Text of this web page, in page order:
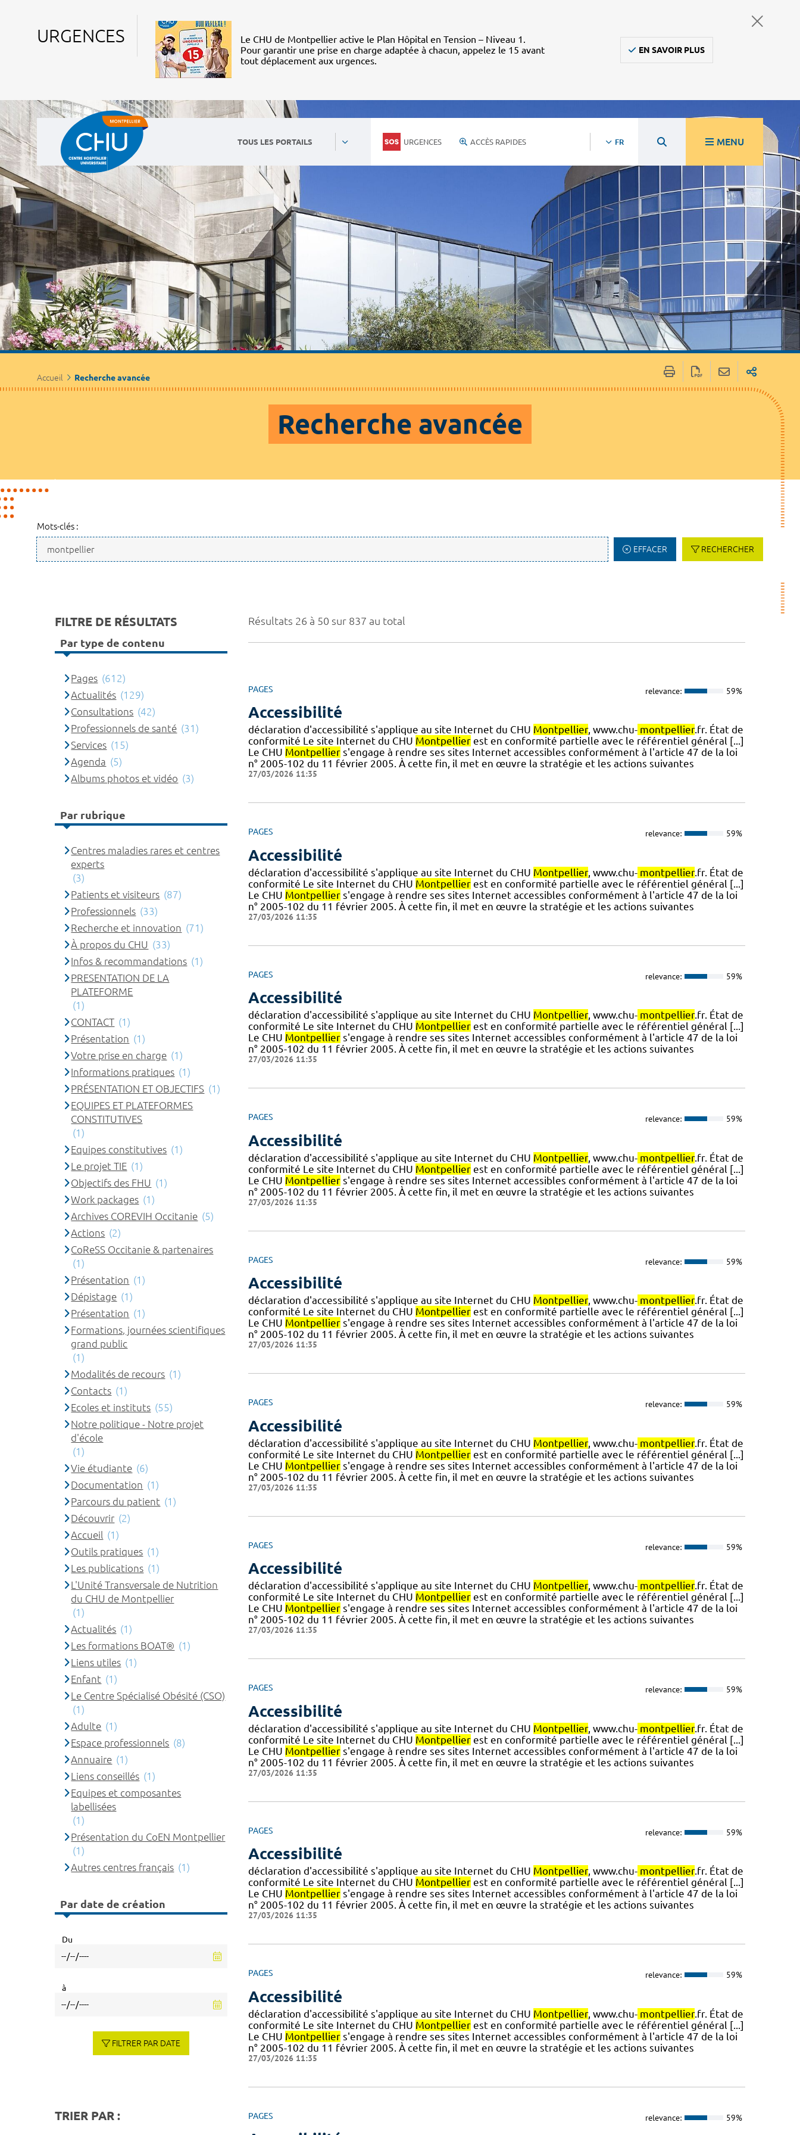
URGENCES
Le CHU de Montpellier active le Plan Hôpital en Tension – Niveau 1.
Pour garantir une prise en charge adaptée à chacun, appelez le 15 avant
tout déplacement aux urgences.
EN SAVOIR PLUS
TOUS LES PORTAILS URGENCES ACCÈS RAPIDES FR MENU
Accueil Recherche avancée
Recherche avancée
Mots-clés :
EFFACER RECHERCHER
Résultats 26 à 50 sur 837 au total
PAGES relevance: 59%
Accessibilité
déclaration d'accessibilité s'applique au site Internet du CHU Montpellier, www.chu- montpellier.fr. État de
conformité Le site Internet du CHU Montpellierest en conformité partielle avec le référentiel général [...]
Le CHU Montpelliers'engage à rendre ses sites Internet accessibles conformément à l'article 47 de la loi
n° 2005-102 du 11 février 2005. À cette fin, il met en œuvre la stratégie et les actions suivantes
27/03/2026 11:35
PAGES relevance: 59%
Accessibilité
déclaration d'accessibilité s'applique au site Internet du CHU Montpellier, www.chu- montpellier.fr. État de
conformité Le site Internet du CHU Montpellierest en conformité partielle avec le référentiel général [...]
Le CHU Montpelliers'engage à rendre ses sites Internet accessibles conformément à l'article 47 de la loi
n° 2005-102 du 11 février 2005. À cette fin, il met en œuvre la stratégie et les actions suivantes
27/03/2026 11:35
PAGES relevance: 59%
Accessibilité
déclaration d'accessibilité s'applique au site Internet du CHU Montpellier, www.chu- montpellier.fr. État de
conformité Le site Internet du CHU Montpellierest en conformité partielle avec le référentiel général [...]
Le CHU Montpelliers'engage à rendre ses sites Internet accessibles conformément à l'article 47 de la loi
n° 2005-102 du 11 février 2005. À cette fin, il met en œuvre la stratégie et les actions suivantes
27/03/2026 11:35
PAGES relevance: 59%
Accessibilité
déclaration d'accessibilité s'applique au site Internet du CHU Montpellier, www.chu- montpellier.fr. État de
conformité Le site Internet du CHU Montpellierest en conformité partielle avec le référentiel général [...]
Le CHU Montpelliers'engage à rendre ses sites Internet accessibles conformément à l'article 47 de la loi
n° 2005-102 du 11 février 2005. À cette fin, il met en œuvre la stratégie et les actions suivantes
27/03/2026 11:35
PAGES relevance: 59%
Accessibilité
déclaration d'accessibilité s'applique au site Internet du CHU Montpellier, www.chu- montpellier.fr. État de
conformité Le site Internet du CHU Montpellierest en conformité partielle avec le référentiel général [...]
Le CHU Montpelliers'engage à rendre ses sites Internet accessibles conformément à l'article 47 de la loi
n° 2005-102 du 11 février 2005. À cette fin, il met en œuvre la stratégie et les actions suivantes
27/03/2026 11:35
PAGES relevance: 59%
Accessibilité
déclaration d'accessibilité s'applique au site Internet du CHU Montpellier, www.chu- montpellier.fr. État de
conformité Le site Internet du CHU Montpellierest en conformité partielle avec le référentiel général [...]
Le CHU Montpelliers'engage à rendre ses sites Internet accessibles conformément à l'article 47 de la loi
n° 2005-102 du 11 février 2005. À cette fin, il met en œuvre la stratégie et les actions suivantes
27/03/2026 11:35
PAGES relevance: 59%
Accessibilité
déclaration d'accessibilité s'applique au site Internet du CHU Montpellier, www.chu- montpellier.fr. État de
conformité Le site Internet du CHU Montpellierest en conformité partielle avec le référentiel général [...]
Le CHU Montpelliers'engage à rendre ses sites Internet accessibles conformément à l'article 47 de la loi
n° 2005-102 du 11 février 2005. À cette fin, il met en œuvre la stratégie et les actions suivantes
27/03/2026 11:35
PAGES relevance: 59%
Accessibilité
déclaration d'accessibilité s'applique au site Internet du CHU Montpellier, www.chu- montpellier.fr. État de
conformité Le site Internet du CHU Montpellierest en conformité partielle avec le référentiel général [...]
Le CHU Montpelliers'engage à rendre ses sites Internet accessibles conformément à l'article 47 de la loi
n° 2005-102 du 11 février 2005. À cette fin, il met en œuvre la stratégie et les actions suivantes
27/03/2026 11:35
PAGES relevance: 59%
Accessibilité
déclaration d'accessibilité s'applique au site Internet du CHU Montpellier, www.chu- montpellier.fr. État de
conformité Le site Internet du CHU Montpellierest en conformité partielle avec le référentiel général [...]
Le CHU Montpelliers'engage à rendre ses sites Internet accessibles conformément à l'article 47 de la loi
n° 2005-102 du 11 février 2005. À cette fin, il met en œuvre la stratégie et les actions suivantes
27/03/2026 11:35
PAGES relevance: 59%
Accessibilité
déclaration d'accessibilité s'applique au site Internet du CHU Montpellier, www.chu- montpellier.fr. État de
conformité Le site Internet du CHU Montpellierest en conformité partielle avec le référentiel général [...]
Le CHU Montpelliers'engage à rendre ses sites Internet accessibles conformément à l'article 47 de la loi
n° 2005-102 du 11 février 2005. À cette fin, il met en œuvre la stratégie et les actions suivantes
27/03/2026 11:35
PAGES relevance: 59%
FILTRE DE RÉSULTATS
Par type de contenu
Pages (612)
Actualités (129)
Consultations (42)
Professionnels de santé (31)
Services (15)
Agenda (5)
Albums photos et vidéo (3)
Par rubrique
Centres maladies rares et centres
experts
(3)
Patients et visiteurs (87)
Professionnels (33)
Recherche et innovation (71)
À propos du CHU (33)
Infos & recommandations (1)
PRESENTATION DE LA
PLATEFORME
(1)
CONTACT (1)
Présentation (1)
Votre prise en charge (1)
Informations pratiques (1)
PRÉSENTATION ET OBJECTIFS (1)
EQUIPES ET PLATEFORMES
CONSTITUTIVES
(1)
Equipes constitutives (1)
Le projet TIE (1)
Objectifs des FHU (1)
Work packages (1)
Archives COREVIH Occitanie (5)
Actions (2)
CoReSS Occitanie & partenaires
(1)
Présentation (1)
Dépistage (1)
Présentation (1)
Formations, journées scientifiques
grand public
(1)
Modalités de recours (1)
Contacts (1)
Ecoles et instituts (55)
Notre politique - Notre projet
d'école
(1)
Vie étudiante (6)
Documentation (1)
Parcours du patient (1)
Découvrir (2)
Accueil (1)
Outils pratiques (1)
Les publications (1)
L'Unité Transversale de Nutrition
du CHU de Montpellier
(1)
Actualités (1)
Les formations BOAT® (1)
Liens utiles (1)
Enfant (1)
Le Centre Spécialisé Obésité (CSO)
(1)
Adulte (1)
Espace professionnels (8)
Annuaire (1)
Liens conseillés (1)
Equipes et composantes
labellisées
(1)
Présentation du CoEN Montpellier
(1)
Autres centres français (1)
Par date de création
Du
à
FILTRER PAR DATE
TRIER PAR :